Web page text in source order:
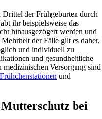
der Frühgeburten durch
ihr beispielsweise das
hinausgezögert werden und
der Fälle gilt es daher,
und individuell zu
und gesundheitliche
Versorgung sind
und
bei